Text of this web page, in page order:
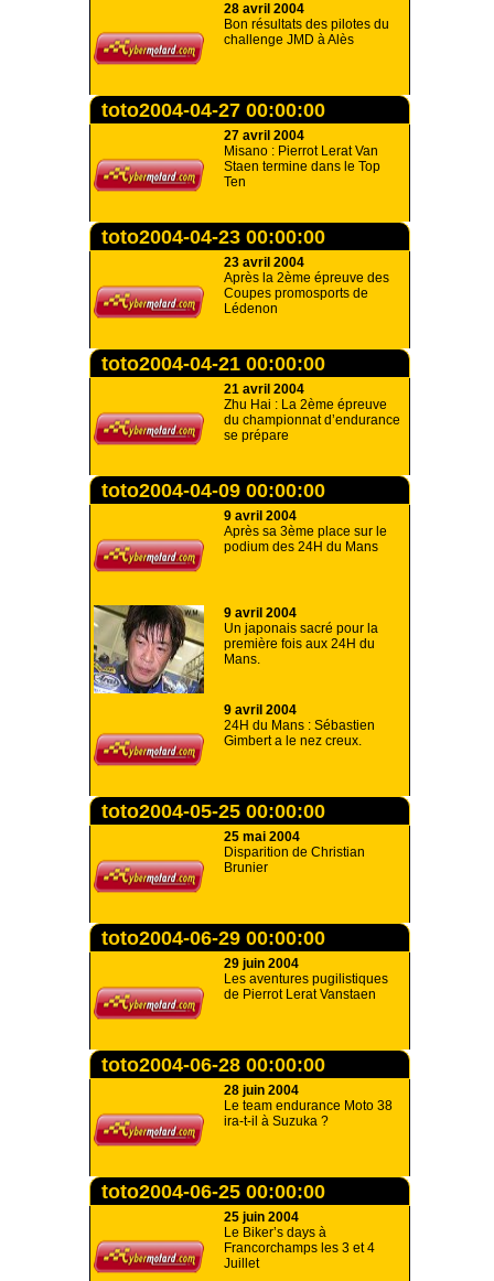
28 avril 2004
Bon résultats des pilotes du
challenge JMD à Alès
toto2004-04-27 00:00:00
27 avril 2004
Misano : Pierrot Lerat Van
Staen termine dans le Top
Ten
toto2004-04-23 00:00:00
23 avril 2004
Après la 2ème épreuve des
Coupes promosports de
Lédenon
toto2004-04-21 00:00:00
21 avril 2004
Zhu Hai : La 2ème épreuve
du championnat d’endurance
se prépare
toto2004-04-09 00:00:00
9 avril 2004
Après sa 3ème place sur le
podium des 24H du Mans
9 avril 2004
Un japonais sacré pour la
première fois aux 24H du
Mans.
9 avril 2004
24H du Mans : Sébastien
Gimbert a le nez creux.
toto2004-05-25 00:00:00
25 mai 2004
Disparition de Christian
Brunier
toto2004-06-29 00:00:00
29 juin 2004
Les aventures pugilistiques
de Pierrot Lerat Vanstaen
toto2004-06-28 00:00:00
28 juin 2004
Le team endurance Moto 38
ira-t-il à Suzuka ?
toto2004-06-25 00:00:00
25 juin 2004
Le Biker’s days à
Francorchamps les 3 et 4
Juillet